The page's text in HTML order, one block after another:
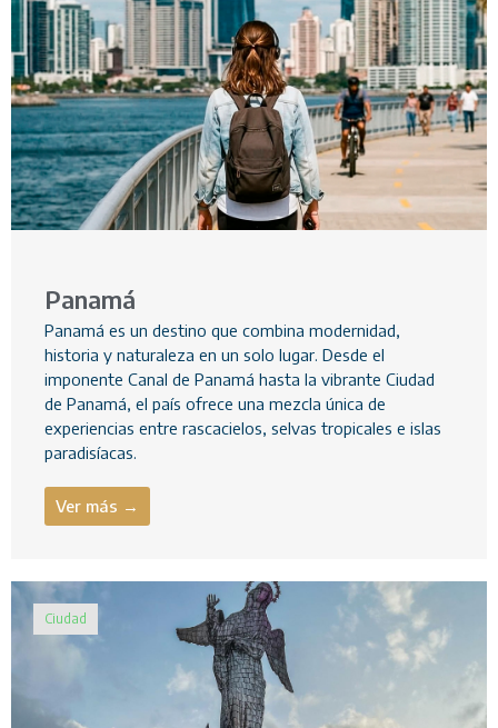
Panamá
Panamá es un destino que combina modernidad,
historia y naturaleza en un solo lugar. Desde el
imponente Canal de Panamá hasta la vibrante Ciudad
de Panamá, el país ofrece una mezcla única de
experiencias entre rascacielos, selvas tropicales e islas
paradisíacas.
Ver más →
Ciudad